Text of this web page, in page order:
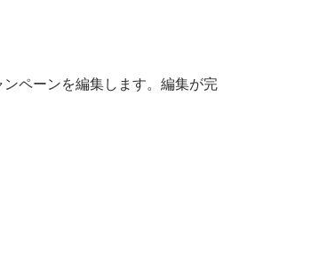
ペーンを編集します。編集が完